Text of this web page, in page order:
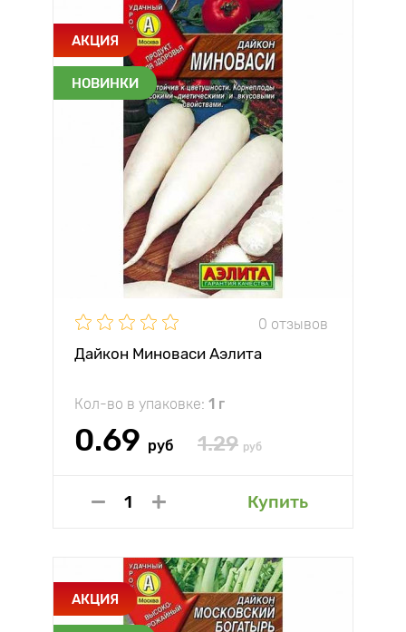
АКЦИЯ
НОВИНКИ
0 отзывов
Дайкон Миноваси Аэлита
Кол-во в упаковке: 1 г
0.69 руб 1.29 руб
Купить
АКЦИЯ